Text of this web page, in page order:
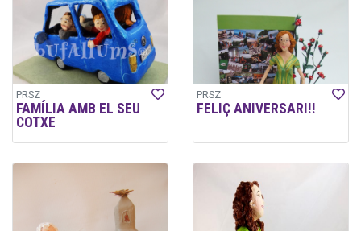
PRSZ
FAMÍLIA AMB EL SEU
COTXE
PRSZ
FELIÇ ANIVERSARI!!